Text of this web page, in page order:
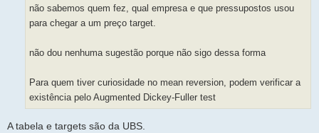
não sabemos quem fez, qual empresa e que pressupostos usou
para chegar a um preço target.
não dou nenhuma sugestão porque não sigo dessa forma
Para quem tiver curiosidade no mean reversion, podem verificar a
existência pelo Augmented Dickey-Fuller test
A tabela e targets são da UBS.